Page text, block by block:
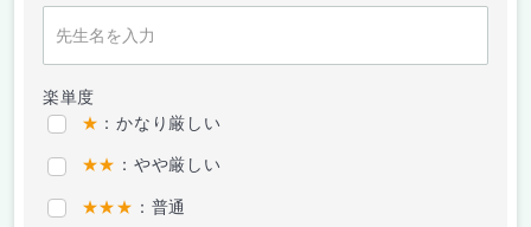
楽単度
★ ：かなり厳しい
★★ ：やや厳しい
★★★ ：普通